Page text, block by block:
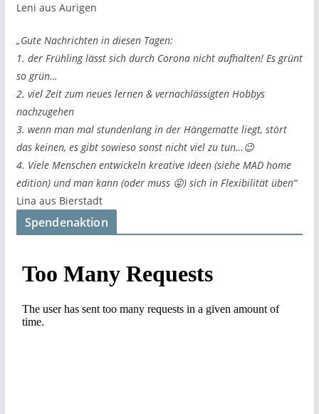
Leni aus Aurigen
„Gute Nachrichten in diesen Tagen:
1. der Frühling lässt sich durch Corona nicht aufhalten! Es grünt
so grün…
2. viel Zeit zum neues lernen & vernachlässigten Hobbys
nachzugehen
3. wenn man mal stundenlang in der Hängematte liegt, stört
das keinen, es gibt sowieso sonst nicht viel zu tun…😉
4. Viele Menschen entwickeln kreative Ideen (siehe MAD home
edition) und man kann (oder muss 😜) sich in Flexibilität üben“
Lina aus Bierstadt
Spendenaktion